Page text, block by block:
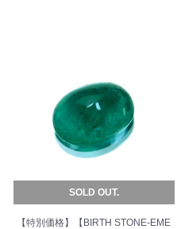
SOLD OUT.
【特別価格】【BIRTH STONE-EME